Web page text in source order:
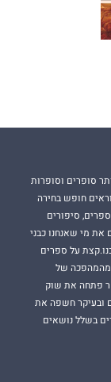
סופרים וסופרות
חופש בחירה
סיפורים
את מי שאנחנו כבני
על ספרים
מהמהפכה של
פתחה את שוק
ובעיקר חשפה את
בשלל נושאים